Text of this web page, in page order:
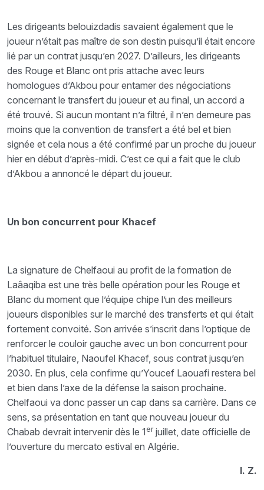
Les dirigeants belouizdadis savaient également que le
joueur n’était pas maître de son destin puisqu’il était encore
lié par un contrat jusqu’en 2027. D’ailleurs, les dirigeants
des Rouge et Blanc ont pris attache avec leurs
homologues d’Akbou pour entamer des négociations
concernant le transfert du joueur et au final, un accord a
été trouvé. Si aucun montant n’a filtré, il n’en demeure pas
moins que la convention de transfert a été bel et bien
signée et cela nous a été confirmé par un proche du joueur
hier en début d’après-midi. C’est ce qui a fait que le club
d’Akbou a annoncé le départ du joueur.
Un bon concurrent pour Khacef
La signature de Chelfaoui au profit de la formation de
Laâaqiba est une très belle opération pour les Rouge et
Blanc du moment que l’équipe chipe l’un des meilleurs
joueurs disponibles sur le marché des transferts et qui était
fortement convoité. Son arrivée s’inscrit dans l’optique de
renforcer le couloir gauche avec un bon concurrent pour
l’habituel titulaire, Naoufel Khacef, sous contrat jusqu’en
2030. En plus, cela confirme qu’Youcef Laouafi restera bel
et bien dans l’axe de la défense la saison prochaine.
Chelfaoui va donc passer un cap dans sa carrière. Dans ce
sens, sa présentation en tant que nouveau joueur du
Chabab devrait intervenir dès le 1 erjuillet, date officielle de
l’ouverture du mercato estival en Algérie.
I. Z.